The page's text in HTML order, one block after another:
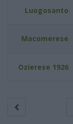
Luogosanto
Macomerese
Ozierese 1926